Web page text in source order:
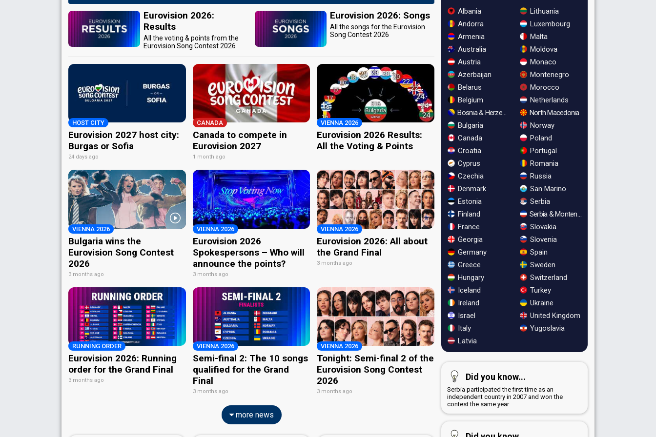
Eurovision 2026:
Results
All the voting & points from the
Eurovision Song Contest 2026
Eurovision 2026: Songs
All the songs for the Eurovision
Song Contest 2026
HOST CITY
Eurovision 2027 host city:
Burgas or Sofia
24 days ago
CANADA
Canada to compete in
Eurovision 2027
1 month ago
VIENNA 2026
Eurovision 2026 Results:
All the Voting & Points
VIENNA 2026
Bulgaria wins the
Eurovision Song Contest
2026
3 months ago
VIENNA 2026
Eurovision 2026
Spokespersons – Who will
announce the points?
3 months ago
VIENNA 2026
Eurovision 2026: All about
the Grand Final
3 months ago
RUNNING ORDER
Eurovision 2026: Running
order for the Grand Final
3 months ago
VIENNA 2026
Semi-final 2: The 10 songs
qualified for the Grand
Final
3 months ago
VIENNA 2026
Tonight: Semi-final 2 of the
Eurovision Song Contest
2026
3 months ago
more news
Albania
Andorra
Armenia
Australia
Austria
Azerbaijan
Belarus
Belgium
Bosnia & Herzegovina
Bulgaria
Canada
Croatia
Cyprus
Czechia
Denmark
Estonia
Finland
France
Georgia
Germany
Greece
Hungary
Iceland
Ireland
Israel
Italy
Latvia
Lithuania
Luxembourg
Malta
Moldova
Monaco
Montenegro
Morocco
Netherlands
North Macedonia
Norway
Poland
Portugal
Romania
Russia
San Marino
Serbia
Serbia & Montenegro
Slovakia
Slovenia
Spain
Sweden
Switzerland
Turkey
Ukraine
United Kingdom
Yugoslavia
Did you know...
Serbia participated the first time as an
independent country in 2007 and won the
contest the same year